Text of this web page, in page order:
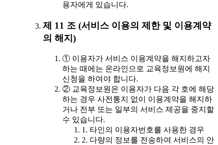
용자에게 있습니다.
제 11 조 (서비스 이용의 제한 및 이용계약
의 해지)
① 이용자가 서비스 이용계약을 해지하고자
하는 때에는 온라인으로 교육정보원에 해지
신청을 하여야 합니다.
② 교육정보원은 이용자가 다음 각 호에 해당
하는 경우 사전통지 없이 이용계약을 해지하
거나 전부 또는 일부의 서비스 제공을 중지할
수 있습니다.
1. 타인의 이용자번호를 사용한 경우
2. 다량의 정보를 전송하여 서비스의 안